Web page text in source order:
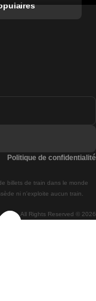
All Rights Reserved © 2026
billets de train dans le monde
ni n'exploite aucun train.
Politique de confidentialité